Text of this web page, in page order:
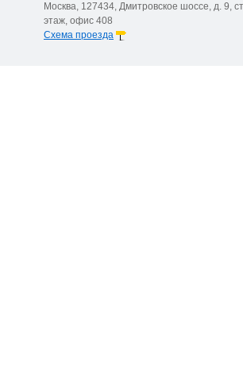
Москва, 127434, Дмитровское шоссе, д. 9,
этаж, офис 408
Схема проезда